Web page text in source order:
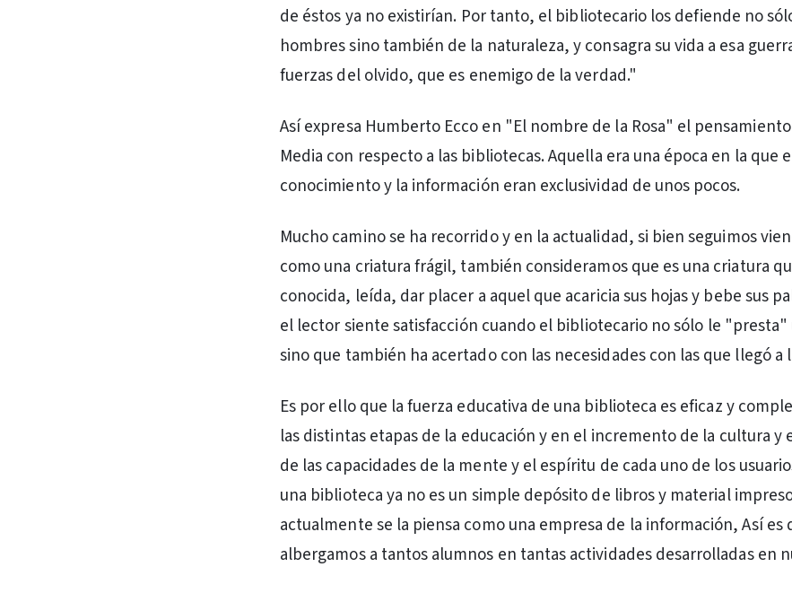
de éstos ya no existirían. Por tanto, el bibliotecario los defiende no
hombres sino también de la naturaleza, y consagra su vida a esa
fuerzas del olvido, que es enemigo de la verdad."
Así expresa Humberto Ecco en "El nombre de la Rosa" el
Media con respecto a las bibliotecas. Aquella era una época en la que
conocimiento y la información eran exclusividad de unos pocos.
Mucho camino se ha recorrido y en la actualidad, si bien seguimos
como una criatura frágil, también consideramos que es una criatura
conocida, leída, dar placer a aquel que acaricia sus hojas y bebe sus
el lector siente satisfacción cuando el bibliotecario no sólo le
sino que también ha acertado con las necesidades con las que llegó a
Es por ello que la fuerza educativa de una biblioteca es eficaz y
las distintas etapas de la educación y en el incremento de la cultura y
de las capacidades de la mente y el espíritu de cada uno de los
una biblioteca ya no es un simple depósito de libros y material
actualmente se la piensa como una empresa de la información, Así es
albergamos a tantos alumnos en tantas actividades desarrolladas en